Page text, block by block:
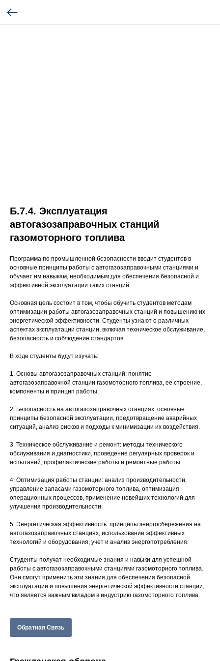
Б.7.4. Эксплуатация
автогазозаправочных станций
газомоторного топлива
Программа по промышленной безопасности вводит студентов в
основные принципы работы с автогазозаправочными станциями и
обучает им навыкам, необходимым для обеспечения безопасной и
эффективной эксплуатации таких станций.
Основная цель состоит в том, чтобы обучить студентов методам
оптимизации работы автогазозаправочных станций и повышению их
энергетической эффективности. Студенты узнают о различных
аспектах эксплуатации станции, включая техническое обслуживание,
безопасность и соблюдение стандартов.
В ходе студенты будут изучать:
1. Основы автогазозаправочных станций: понятие
автогазозаправочной станции газомоторного топлива, ее строение,
компоненты и принцип работы.
2. Безопасность на автогазозаправочных станциях: основные
принципы безопасной эксплуатации, предотвращение аварийных
ситуаций, анализ рисков и подходы к минимизации их воздействия.
3. Техническое обслуживание и ремонт: методы технического
обслуживания и диагностики, проведение регулярных проверок и
испытаний, профилактические работы и ремонтные работы.
4. Оптимизация работы станции: анализ производительности,
управление запасами газомоторного топлива, оптимизация
операционных процессов, применение новейших технологий для
улучшения производительности.
5. Энергетическая эффективность: принципы энергосбережения на
автогазозаправочных станциях, использование эффективных
технологий и оборудования, учет и анализ энергопотребления.
Студенты получат необходимые знания и навыки для успешной
работы с автогазозаправочными станциями газомоторного топлива.
Они смогут применить эти знания для обеспечения безопасной
эксплуатации и повышения энергетической эффективности станции,
что является важным вкладом в индустрию газомоторного топлива.
Обратная Связь